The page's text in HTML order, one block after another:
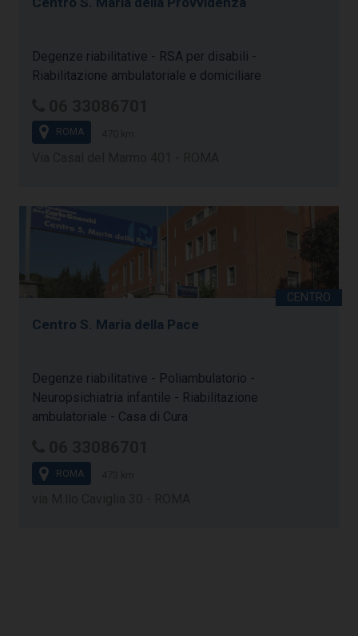
Degenze riabilitative - RSA per disabili -
Riabilitazione ambulatoriale e domiciliare
ROMA
Centro S. Maria della Pace
Degenze riabilitative - Poliambulatorio -
Neuropsichiatria infantile - Riabilitazione
ambulatoriale - Casa di Cura
ROMA